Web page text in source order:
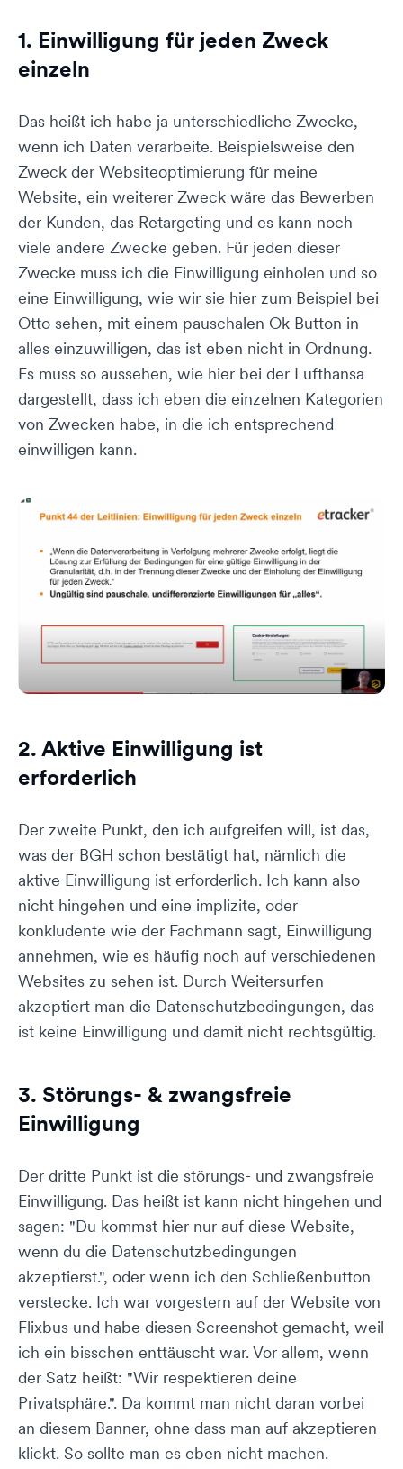
1. Einwilligung für jeden Zweck
einzeln
Das heißt ich habe ja unterschiedliche Zwecke,
wenn ich Daten verarbeite. Beispielsweise den
Zweck der Websiteoptimierung für meine
Website, ein weiterer Zweck wäre das Bewerben
der Kunden, das Retargeting und es kann noch
viele andere Zwecke geben. Für jeden dieser
Zwecke muss ich die Einwilligung einholen und so
eine Einwilligung, wie wir sie hier zum Beispiel bei
Otto sehen, mit einem pauschalen Ok Button in
alles einzuwilligen, das ist eben nicht in Ordnung.
Es muss so aussehen, wie hier bei der Lufthansa
dargestellt, dass ich eben die einzelnen Kategorien
von Zwecken habe, in die ich entsprechend
einwilligen kann.
2. Aktive Einwilligung ist
erforderlich
Der zweite Punkt, den ich aufgreifen will, ist das,
was der BGH schon bestätigt hat, nämlich die
aktive Einwilligung ist erforderlich. Ich kann also
nicht hingehen und eine implizite, oder
konkludente wie der Fachmann sagt, Einwilligung
annehmen, wie es häufig noch auf verschiedenen
Websites zu sehen ist. Durch Weitersurfen
akzeptiert man die Datenschutzbedingungen, das
ist keine Einwilligung und damit nicht rechtsgültig.
3. Störungs- & zwangsfreie
Einwilligung
Der dritte Punkt ist die störungs- und zwangsfreie
Einwilligung. Das heißt ist kann nicht hingehen und
sagen: "Du kommst hier nur auf diese Website,
wenn du die Datenschutzbedingungen
akzeptierst.", oder wenn ich den Schließenbutton
verstecke. Ich war vorgestern auf der Website von
Flixbus und habe diesen Screenshot gemacht, weil
ich ein bisschen enttäuscht war. Vor allem, wenn
der Satz heißt: "Wir respektieren deine
Privatsphäre.". Da kommt man nicht daran vorbei
an diesem Banner, ohne dass man auf akzeptieren
klickt. So sollte man es eben nicht machen.